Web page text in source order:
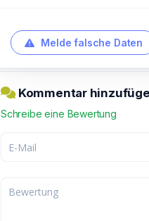
Melde falsche Daten
Kommentar
Schreibe eine Bewertung